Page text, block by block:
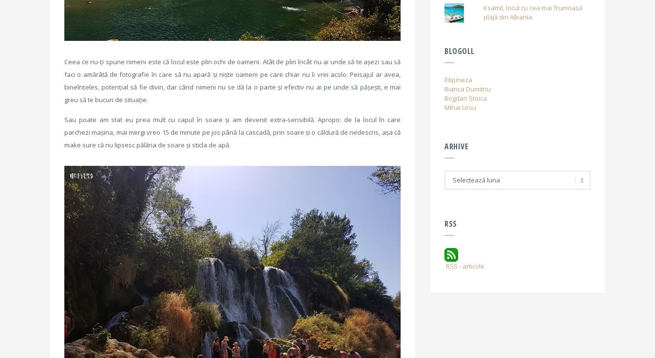
Ceea ce nu-ți spune nimeni este că locul este plin ochi de oameni. Atât de plin încât nu ai unde să te așezi sau să
faci o amărâtă de fotografie în care să nu apară și niște oameni pe care chiar nu îi vrei acolo. Peisajul ar avea,
bineînțeles, potențial să fie divin, dar când nimeni nu se dă la o parte și efectiv nu ai pe unde să pășești, e mai
greu să te bucuri de situație.
Sau poate am stat eu prea mult cu capul în soare și am devenit extra-sensibilă. Apropo: de la locul în care
parchezi mașina, mai mergi vreo 15 de minute pe jos până la cascadă, prin soare și o căldură de nedescris, așa că
make sure că nu lipsesc pălăria de soare și sticla de apă.
Ksamil, locul cu cea mai frumoasă
plajă din Albania
BLOGOLL
Filipineza
Bianca Dumitriu
Bogdan Stoica
Mihai Ursu
ARHIVE
RSS
RSS - articole